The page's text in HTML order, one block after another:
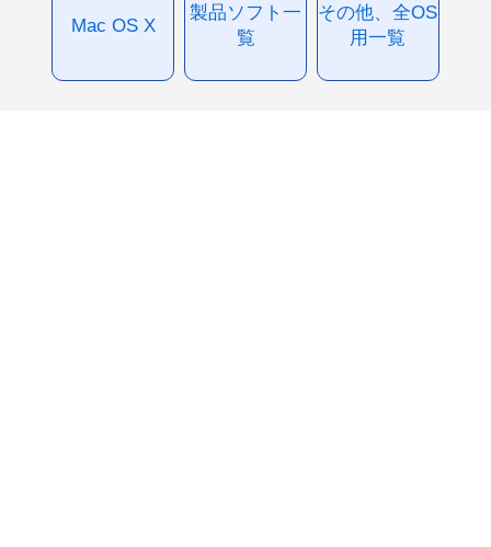
Mac OS X
製品ソフト一
覧
その他、全OS
用一覧